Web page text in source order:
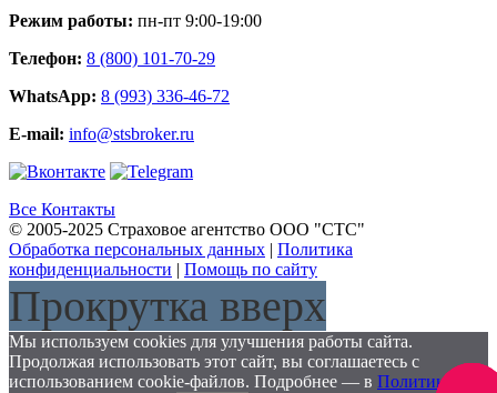
Режим работы: пн-пт 9:00-19:00
Телефон: 8 (800) 101-70-29
WhatsApp: 8 (993) 336-46-72
E-mail: info@stsbroker.ru
Все Контакты
© 2005-2025 Страховое агентство ООО "СТС"
Обработка персональных данных | Политика
конфиденциальности | Помощь по сайту
Прокрутка вверх
Мы используем cookies для улучшения работы сайта.
Продолжая использовать этот сайт, вы соглашаетесь с
использованием cookie-файлов. Подробнее — в Политике